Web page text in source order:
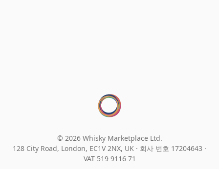
© 2026 Whisky Marketplace Ltd.
128 City Road, London, EC1V 2NX, UK · 회사 번호 17204643 ·
VAT 519 9116 71